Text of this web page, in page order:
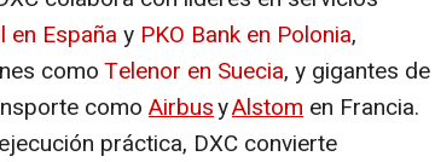
en España y PKO Bank en Polonia,
comoTelenor en Suecia, y gigantes de
como AirbusyAlstom en Francia.
práctica, DXC convierte